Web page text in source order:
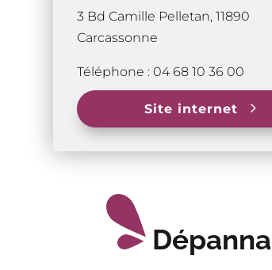
3 Bd Camille Pelletan, 11890
Carcassonne
Téléphone : 04 68 10 36 00
Site internet 5